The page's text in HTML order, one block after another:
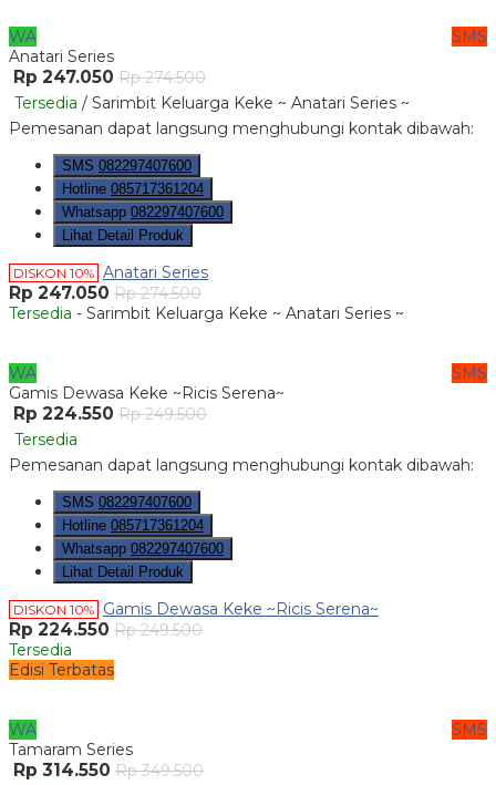
WA
SMS
Anatari Series
Rp 247.050 Rp 274.500
Tersedia / Sarimbit Keluarga Keke ~ Anatari Series ~
Pemesanan dapat langsung menghubungi kontak dibawah:
SMS 082297407600
Hotline 085717361204
Whatsapp 082297407600
Lihat Detail Produk
DISKON 10% Anatari Series
Rp 247.050 Rp 274.500
Tersedia - Sarimbit Keluarga Keke ~ Anatari Series ~
WA
SMS
Gamis Dewasa Keke ~Ricis Serena~
Rp 224.550 Rp 249.500
Tersedia
Pemesanan dapat langsung menghubungi kontak dibawah:
SMS 082297407600
Hotline 085717361204
Whatsapp 082297407600
Lihat Detail Produk
DISKON 10% Gamis Dewasa Keke ~Ricis Serena~
Rp 224.550 Rp 249.500
Tersedia
Edisi Terbatas
WA
SMS
Tamaram Series
Rp 314.550 Rp 349.500